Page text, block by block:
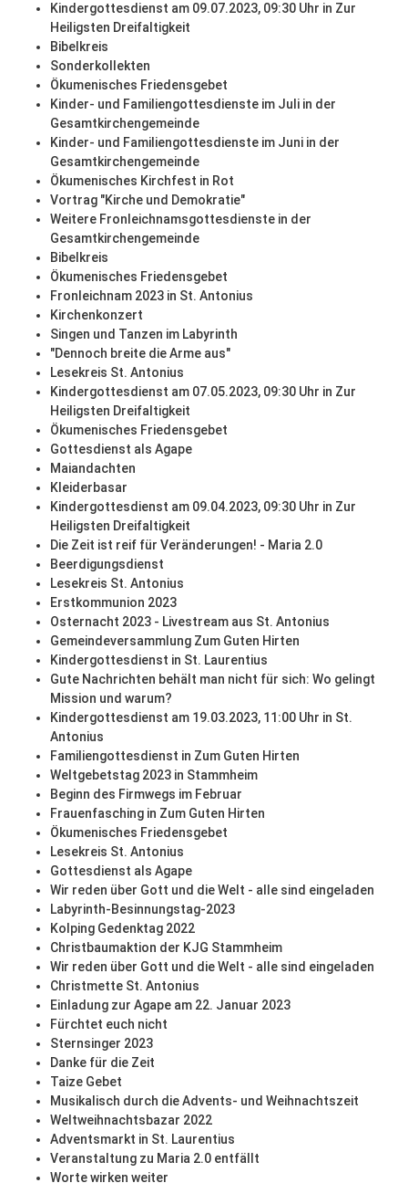
Kindergottesdienst am 09.07.2023, 09:30 Uhr in Zur
Heiligsten Dreifaltigkeit
Bibelkreis
Sonderkollekten
Ökumenisches Friedensgebet
Kinder- und Familiengottesdienste im Juli in der
Gesamtkirchengemeinde
Kinder- und Familiengottesdienste im Juni in der
Gesamtkirchengemeinde
Ökumenisches Kirchfest in Rot
Vortrag "Kirche und Demokratie"
Weitere Fronleichnamsgottesdienste in der
Gesamtkirchengemeinde
Bibelkreis
Ökumenisches Friedensgebet
Fronleichnam 2023 in St. Antonius
Kirchenkonzert
Singen und Tanzen im Labyrinth
"Dennoch breite die Arme aus"
Lesekreis St. Antonius
Kindergottesdienst am 07.05.2023, 09:30 Uhr in Zur
Heiligsten Dreifaltigkeit
Ökumenisches Friedensgebet
Gottesdienst als Agape
Maiandachten
Kleiderbasar
Kindergottesdienst am 09.04.2023, 09:30 Uhr in Zur
Heiligsten Dreifaltigkeit
Die Zeit ist reif für Veränderungen! - Maria 2.0
Beerdigungsdienst
Lesekreis St. Antonius
Erstkommunion 2023
Osternacht 2023 - Livestream aus St. Antonius
Gemeindeversammlung Zum Guten Hirten
Kindergottesdienst in St. Laurentius
Gute Nachrichten behält man nicht für sich: Wo gelingt
Mission und warum?
Kindergottesdienst am 19.03.2023, 11:00 Uhr in St.
Antonius
Familiengottesdienst in Zum Guten Hirten
Weltgebetstag 2023 in Stammheim
Beginn des Firmwegs im Februar
Frauenfasching in Zum Guten Hirten
Ökumenisches Friedensgebet
Lesekreis St. Antonius
Gottesdienst als Agape
Wir reden über Gott und die Welt - alle sind eingeladen
Labyrinth-Besinnungstag-2023
Kolping Gedenktag 2022
Christbaumaktion der KJG Stammheim
Wir reden über Gott und die Welt - alle sind eingeladen
Christmette St. Antonius
Einladung zur Agape am 22. Januar 2023
Fürchtet euch nicht
Sternsinger 2023
Danke für die Zeit
Taize Gebet
Musikalisch durch die Advents- und Weihnachtszeit
Weltweihnachtsbazar 2022
Adventsmarkt in St. Laurentius
Veranstaltung zu Maria 2.0 entfällt
Worte wirken weiter